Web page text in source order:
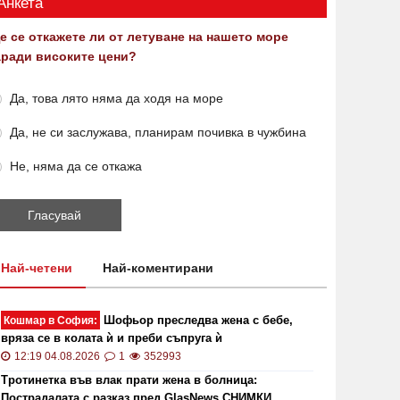
се откажете ли от летуване на нашето море
високите цени?
Да, това лято няма да ходя на море
Да, не си заслужава, планирам почивка в чужбина
Не, няма да се откажа
Най-четени Най-коментирани
Кошмар в София:
Шофьор преследва жена с бебе,
вряза се в колата ѝ и преби съпруга ѝ
12:19 04.08.2026 1 352993
Тротинетка във влак прати жена в болница: